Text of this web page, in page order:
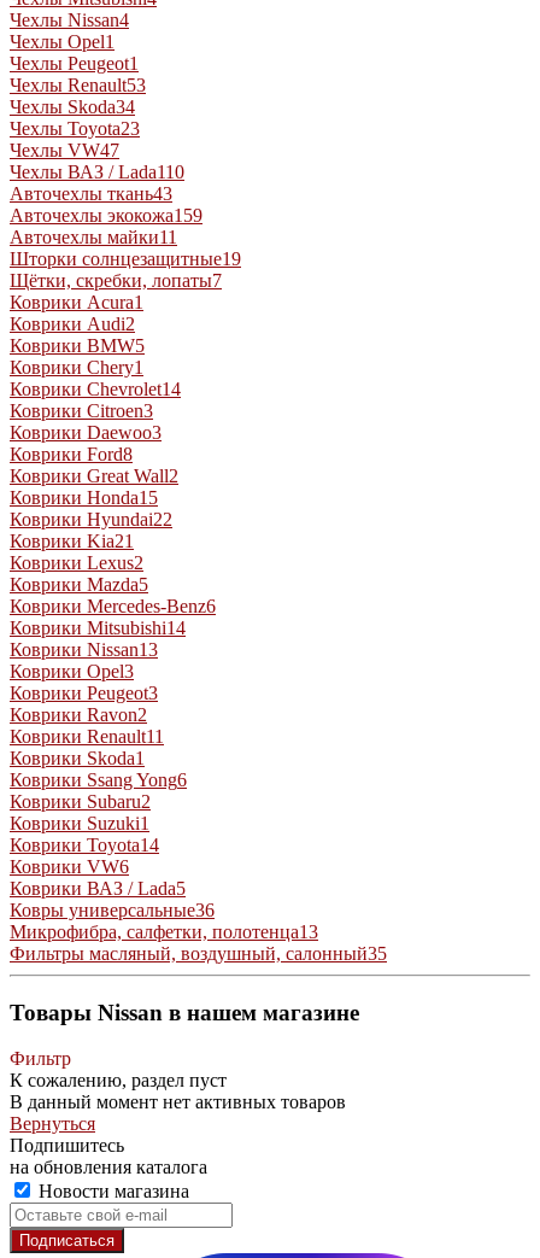
Чехлы Nissan4
Чехлы Opel1
Чехлы Peugeot1
Чехлы Renault53
Чехлы Skoda34
Чехлы Toyota23
Чехлы VW47
Чехлы ВАЗ / Lada110
Авточехлы ткань43
Авточехлы экокожа159
Авточехлы майки11
Шторки солнцезащитные19
Щётки, скребки, лопаты7
Коврики Acura1
Коврики Audi2
Коврики BMW5
Коврики Chery1
Коврики Chevrolet14
Коврики Citroen3
Коврики Daewoo3
Коврики Ford8
Коврики Great Wall2
Коврики Honda15
Коврики Hyundai22
Коврики Kia21
Коврики Lexus2
Коврики Mazda5
Коврики Mercedes-Benz6
Коврики Mitsubishi14
Коврики Nissan13
Коврики Opel3
Коврики Peugeot3
Коврики Ravon2
Коврики Renault11
Коврики Skoda1
Коврики Ssang Yong6
Коврики Subaru2
Коврики Suzuki1
Коврики Toyota14
Коврики VW6
Коврики ВАЗ / Lada5
Ковры универсальные36
Микрофибра, салфетки, полотенца13
Фильтры масляный, воздушный, салонный35
Товары Nissan в нашем магазине
Фильтр
К сожалению, раздел пуст
В данный момент нет активных товаров
Вернуться
Подпишитесь
на обновления каталога
Новости магазина